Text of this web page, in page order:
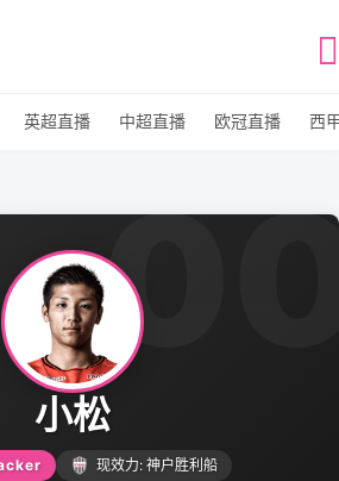
英超直播 中超直播 欧冠直播 西
小松
现效力: 神户胜利船